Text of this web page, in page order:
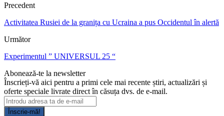
Precedent
Activitatea Rusiei de la granița cu Ucraina a pus Occidentul în alertă
Următor
Experimentul ” UNIVERSUL 25 “
Abonează-te la newsletter
Înscrieți-vă aici pentru a primi cele mai recente știri, actualizări și
oferte speciale livrate direct în căsuța dvs. de e-mail.
Înscrie-mă!